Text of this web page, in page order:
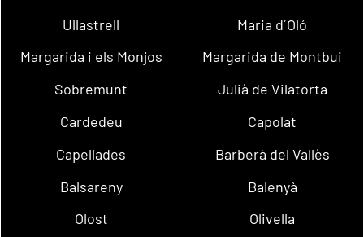
Ullastrell
Maria d´Oló
Margarida i els Monjos
Margarida de Montbui
Sobremunt
Julià de Vilatorta
Cardedeu
Capolat
Capellades
Barberà del Vallès
Balsareny
Balenyà
Olost
Olivella